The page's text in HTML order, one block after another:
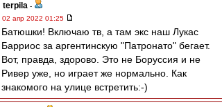
terpila -
02 апр 2022 01:25
Батюшки! Включаю тв, а там экс наш Лукас
Барриос за аргентинскую "Патронато" бегает.
Вот, правда, здорово. Это не Боруссия и не
Ривер уже, но играет же нормально. Как
знакомого на улице встретить:-)